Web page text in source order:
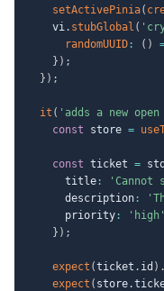
setActivePinia(
    vi
. stubGlobal (
randomUUID : ( )
} ) ;
} ) ;
it ( 'adds a new
const store =
const ticket =
      title
: 'Cannot
      description
:
      priority
: 'high'
} ) ;
expect (ticket . id ) .
expect ( store.